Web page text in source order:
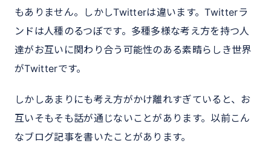
もありません。しかしTwitterは違います。Twitterラ
ンドは人種のるつぼです。多種多様な考え方を持つ人
達がお互いに関わり合う可能性のある素晴らしき世界
がTwitterです。
しかしあまりにも考え方がかけ離れすぎていると、お
互いそもそも話が通じないことがあります。以前こん
なブログ記事を書いたことがあります。